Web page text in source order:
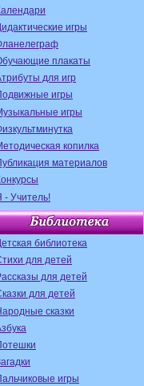
игры
плакаты
для игр
игры
игры
копилка
материалов
- Учитель!
библиотека
для детей
для детей
для детей
сказки
игры